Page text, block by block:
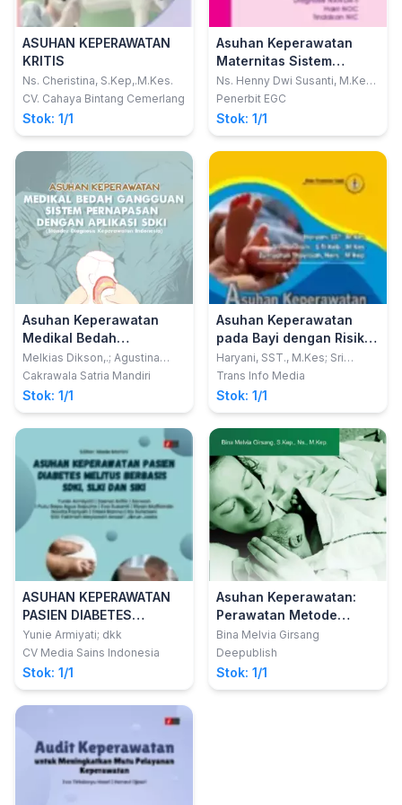
ASUHAN KEPERAWATAN
KRITIS
Ns. Cheristina, S.Kep,.M.Kes.
CV. Cahaya Bintang Cemerlang
Stok: 1/1
Asuhan Keperawatan
Maternitas Sistem
Reproduksi dan
Kesehatan Wanita:
diagnosis NANDA-I, hasil
NOC, tindakan NIC
Ns. Henny Dwi Susanti, M.Kep.,
Sp.Kep.Mat.; dkk
Penerbit EGC
Stok: 1/1
Asuhan Keperawatan
Medikal Bedah
Gangguan Sistem
Pernapasan dengan
Aplikasi SDKI (Standar
Diagnosa Keperawatan
Indonesia)
Melkias Dikson,.; Agustina
Sisilia Wati Dua Wida
Cakrawala Satria Mandiri
Stok: 1/1
Asuhan Keperawatan
pada Bayi dengan Risiko
Tinggi
Haryani, SST., M.Kes; Sri
Hardiani, S.Tr.Keb., M.Kes;
M.Kep
Trans Info Media
Stok: 1/1
ASUHAN KEPERAWATAN
PASIEN DIABETES
MELITUS BERBASIS SDKI,
SLKI DAN SIKI
Yunie Armiyati; dkk
CV Media Sains Indonesia
Stok: 1/1
Asuhan Keperawatan:
Perawatan Metode
Kanguru (PMK)
Bina Melvia Girsang
Deepublish
Stok: 1/1